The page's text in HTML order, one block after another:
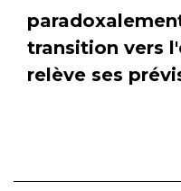
transition vers
relève ses